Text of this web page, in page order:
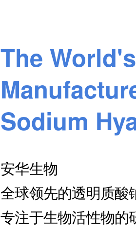
The
Sodium
安华生物
全球领先的透明质酸
专注于生物活性物的